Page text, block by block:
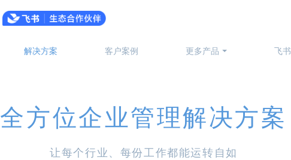
解决方案 客户案例 更多产品 飞书
全方位企业管理解决方案
让每个行业、每份工作都能运转自如